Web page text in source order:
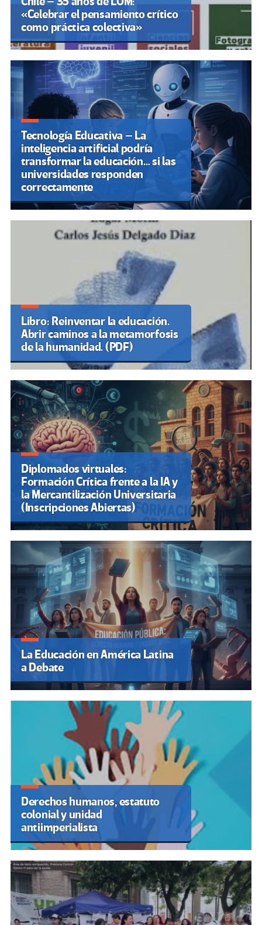
«Celebrar el pensamiento crítico
como práctica colectiva»
Tecnología Educativa – La
inteligencia artificial podría
transformar la educación… si las
universidades responden
correctamente
Libro: Reinventar la educación.
Abrir caminos a la metamorfosis
de la humanidad. (PDF)
Diplomados virtuales:
Formación Crítica frente a la IA y
la Mercantilización Universitaria
(Inscripciones Abiertas)
La Educación en América Latina
a Debate
Derechos humanos, estatuto
colonial y unidad
antiimperialista